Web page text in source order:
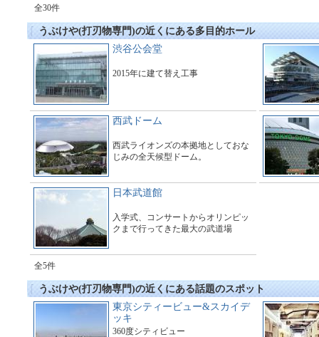
全30件
うぶけや(打刃物専門)の近くにある多目的ホール
渋谷公会堂
2015年に建て替え工事
西武ドーム
西武ライオンズの本拠地としておな
じみの全天候型ドーム。
日本武道館
入学式、コンサートからオリンピッ
クまで行ってきた最大の武道場
全5件
うぶけや(打刃物専門)の近くにある話題のスポット
東京シティービュー&スカイデ
ッキ
360度シティビュー